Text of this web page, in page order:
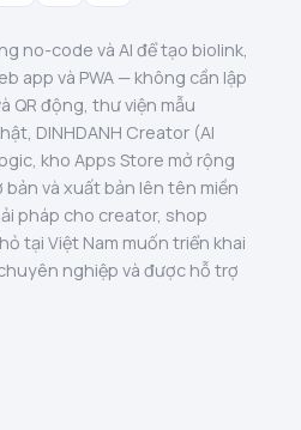
no-code và AI để tạo biolink,
app và PWA — không cần lập
QR động, thư viện mẫu
DINHDANH Creator (AI
kho Apps Store mở rộng
bản và xuất bản lên tên miền
pháp cho creator, shop
tại Việt Nam muốn triển khai
nghiệp và được hỗ trợ